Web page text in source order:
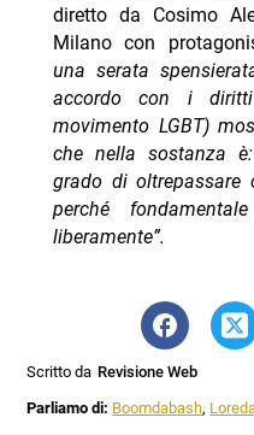
diretto da Cosimo
Milano con
una serata
accordo con i
movimento LGBT)
che nella sostanza
grado di oltrepassare
perché
liberamente”.
Scritto da Revisione Web
Parliamo di: Boomdabash,